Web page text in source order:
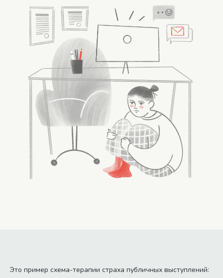
Это пример схема-терапии страха публичных выступлений: